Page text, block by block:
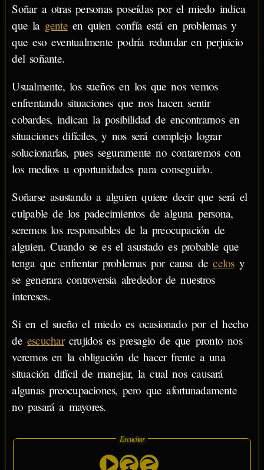
Soñar a otras personas poseídas por el miedo indica
que la genteen quien confía está en problemas y
que eso eventualmente podría redundar en perjuicio
del soñante.
Usualmente, los sueños en los que nos vemos
enfrentando situaciones que nos hacen sentir
cobardes, indican la posibilidad de encontrarnos en
situaciones difíciles, y nos será complejo lograr
solucionarlas, pues seguramente no contaremos con
los medios u oportunidades para conseguirlo.
Soñarse asustando a alguien quiere decir que será el
culpable de los padecimientos de alguna persona,
seremos los responsables de la preocupación de
alguien. Cuando se es el asustado es probable que
tenga que enfrentar problemas por causa decelosy
se generara controversia alrededor de nuestros
intereses.
Si en el sueño el miedo es ocasionado por el hecho
de escucharcrujidos es presagio de que pronto nos
veremos en la obligación de hacer frente a una
situación difícil de manejar, la cual nos causará
algunas preocupaciones, pero que afortunadamente
no pasará a mayores.
Escuchar